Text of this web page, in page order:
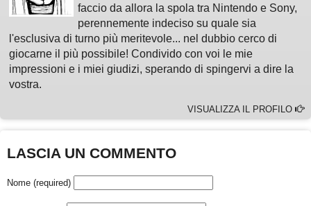
faccio da allora la spola tra Nintendo e Sony,
perennemente indeciso su quale sia
l'esclusiva di turno più meritevole... nel dubbio cerco di
giocarne il più possibile! Condivido con voi le mie
impressioni e i miei giudizi, sperando di spingervi a dire la
vostra.
VISUALIZZA IL PROFILO
LASCIA UN COMMENTO
Nome (required)